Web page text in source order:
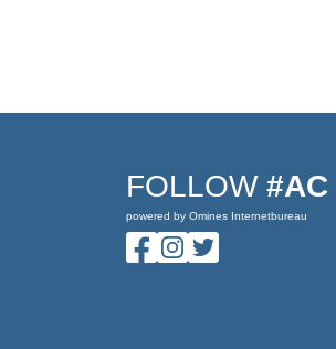
FOLLOW #AC
powered by Omines Internetbureau